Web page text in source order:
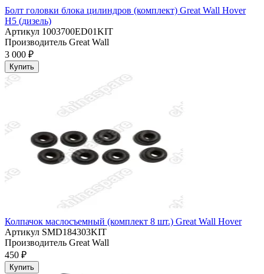
Болт головки блока цилиндров (комплект) Great Wall Hover
H5 (дизель)
Артикул 1003700ED01KIT
Производитель Great Wall
3 000 ₽
Купить
Колпачок маслосъемный (комплект 8 шт.) Great Wall Hover
Артикул SMD184303KIT
Производитель Great Wall
450 ₽
Купить